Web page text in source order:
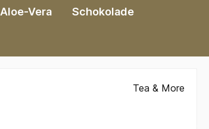
Aloe-Vera Schokolade
Tea & More